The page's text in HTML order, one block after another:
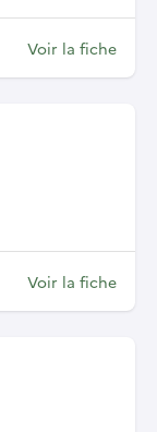
Voir la fiche
Voir la fiche